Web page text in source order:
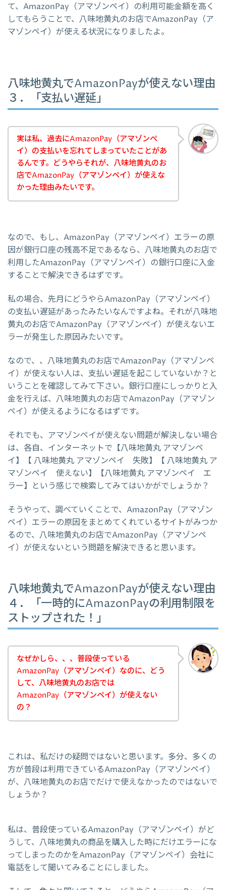
て、AmazonPay（アマゾンペイ）の利用可能金額を高く
してもらうことで、八味地黄丸のお店でAmazonPay（ア
マゾンペイ）が使える状況になりましたよ。
八味地黄丸でAmazonPayが使えない理由
３．「支払い遅延」
実は私、過去にAmazonPay（アマゾンペ
イ）の支払いを忘れてしまっていたことがあ
るんです。どうやらそれが、八味地黄丸のお
店でAmazonPay（アマゾンペイ）が使えな
かった理由みたいです。
なので、もし、AmazonPay（アマゾンペイ）エラーの原
因が銀行口座の残高不足であるなら、八味地黄丸のお店で
利用したAmazonPay（アマゾンペイ）の銀行口座に入金
することで解決できるはずです。
私の場合、先月にどうやらAmazonPay（アマゾンペイ）
の支払い遅延があったみたいなんですよね。それが八味地
黄丸のお店でAmazonPay（アマゾンペイ）が使えないエ
ラーが発生した原因みたいです。
なので、、八味地黄丸のお店でAmazonPay（アマゾンペ
イ）が使えない人は、支払い遅延を起こしていないか？と
いうことを確認してみて下さい。銀行口座にしっかりと入
金を行えば、八味地黄丸のお店でAmazonPay（アマゾン
ペイ）が使えるようになるはずです。
それでも、アマゾンペイが使えない問題が解決しない場合
は、各自、インターネットで【八味地黄丸 アマゾンペ
イ】【 八味地黄丸 アマゾンペイ 失敗】【 八味地黄丸 ア
マゾンペイ 使えない】【八味地黄丸 アマゾンペイ エ
ラー】という感じで検索してみてはいかがでしょうか？
そうやって、調べていくことで、AmazonPay（アマゾン
ペイ）エラーの原因をまとめてくれているサイトがみつか
るので、八味地黄丸のお店でAmazonPay（アマゾンペ
イ）が使えないという問題を解決できると思います。
八味地黄丸でAmazonPayが使えない理由
４．「一時的にAmazonPayの利用制限を
ストップされた！」
なぜかしら、、、普段使っている
AmazonPay（アマゾンペイ）なのに、どう
して、八味地黄丸のお店では
AmazonPay（アマゾンペイ）が使えない
の？
これは、私だけの疑問ではないと思います。多分、多くの
方が普段は利用できているAmazonPay（アマゾンペイ）
が、八味地黄丸のお店でだけで使えなかったのではないで
しょうか？
私は、普段使っているAmazonPay（アマゾンペイ）がど
うして、八味地黄丸の商品を購入した時にだけエラーにな
ってしまったのかをAmazonPay（アマゾンペイ）会社に
電話をして聞いてみることにしました。